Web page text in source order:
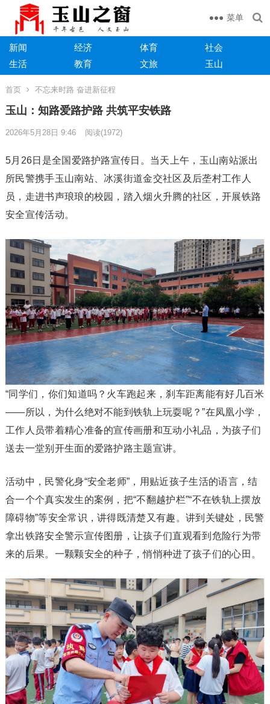
菜单
新闻 经济 体育
社会
生活
教育 文旅 玉山
首页 不忘来时路 奋进新征程
玉山：知路爱路护路 共筑平安铁路
2026年5月28日 9:46 阅读(1972)
5月26日‌是‌全国爱路护路宣传日。当天上午，玉山南站派出
所民警携手玉山南站、冰溪街道金交社区及后垄村工作人
员，走进书声琅琅的校园，踏入烟火升腾的社区，开展铁路
安全宣传活动。
“同学们，你们知道吗？火车跑起来，刹车距离能有好几百米
——所以，为什么绝对不能到铁轨上玩耍呢？”在凤凰小学，
工作人员带着精心准备的宣传画册和互动小礼品，为孩子们
送去一堂别开生面的爱路护路主题宣讲。
活动中，民警化身“安全老师”，用贴近孩子生活的语言，结
合一个个真实发生的案例，把“不翻越护栏”“不在铁轨上摆放
障碍物”等安全常识，讲得既清楚又有趣。讲到关键处，民警
拿出铁路安全警示宣传图册，让孩子们直观看到危险行为带
来的后果。一颗颗安全的种子，悄悄种进了孩子们的心田。